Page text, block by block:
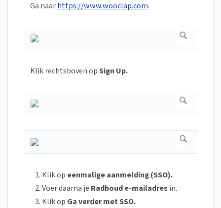
Ga naarhttps://www.wooclap.com.
Klik rechtsboven opSign Up.
Klik op eenmalige aanmelding (SSO).
Voer daarna je Radboud e-mailadres in.
Klik op Ga verder met SSO.